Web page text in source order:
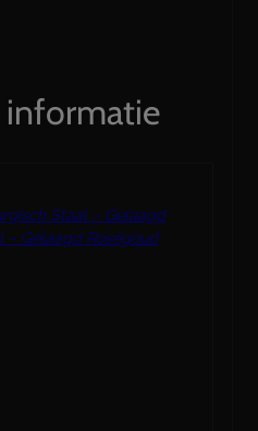
Staal – Gelaagd
– Gelaagd Roségoud